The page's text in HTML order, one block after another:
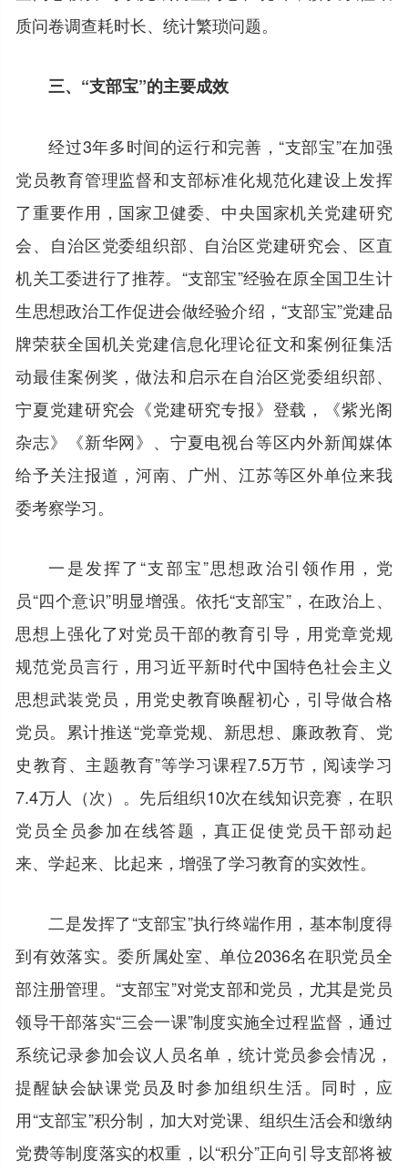
质问卷调查耗时长、统计繁琐问题。
三、“支部宝”的主要成效
经过3年多时间的运行和完善，“支部宝”在加强
党员教育管理监督和支部标准化规范化建设上发挥
了重要作用，国家卫健委、中央国家机关党建研究
会、自治区党委组织部、自治区党建研究会、区直
机关工委进行了推荐。“支部宝”经验在原全国卫生计
生思想政治工作促进会做经验介绍，“支部宝”党建品
牌荣获全国机关党建信息化理论征文和案例征集活
动最佳案例奖，做法和启示在自治区党委组织部、
宁夏党建研究会《党建研究专报》登载，《紫光阁
杂志》《新华网》、宁夏电视台等区内外新闻媒体
给予关注报道，河南、广州、江苏等区外单位来我
委考察学习。
一是发挥了“支部宝”思想政治引领作用，党
员“四个意识”明显增强。依托“支部宝”，在政治上、
思想上强化了对党员干部的教育引导，用党章党规
规范党员言行，用习近平新时代中国特色社会主义
思想武装党员，用党史教育唤醒初心，引导做合格
党员。累计推送“党章党规、新思想、廉政教育、党
史教育、主题教育”等学习课程7.5万节，阅读学习
7.4万人（次）。先后组织10次在线知识竞赛，在职
党员全员参加在线答题，真正促使党员干部动起
来、学起来、比起来，增强了学习教育的实效性。
二是发挥了“支部宝”执行终端作用，基本制度得
到有效落实。委所属处室、单位2036名在职党员全
部注册管理。“支部宝”对党支部和党员，尤其是党员
领导干部落实“三会一课”制度实施全过程监督，通过
系统记录参加会议人员名单，统计党员参会情况，
提醒缺会缺课党员及时参加组织生活。同时，应
用“支部宝”积分制，加大对党课、组织生活会和缴纳
党费等制度落实的权重，以“积分”正向引导支部将被